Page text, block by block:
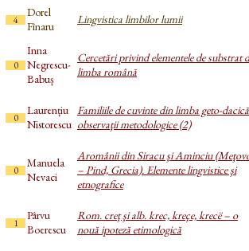
4
Dorel
Fînaru
Lingvistica limbilor lumii
0
Inna
Negrescu-
Babuș
Cercetări privind elementele de substrat
limba română
0
Laurențiu
Nistorescu
Familiile de cuvinte din limba geto-
observaţii metodologice (2)
0
Manuela
Nevaci
Aromânii din Siracu şi Aminciu
– Pind, Grecia). Elemente lingvistice şi
etnografice
1
Pârvu
Boerescu
Rom. creţ şi alb. krec, kreçe, krecë – o
nouă ipoteză etimologică